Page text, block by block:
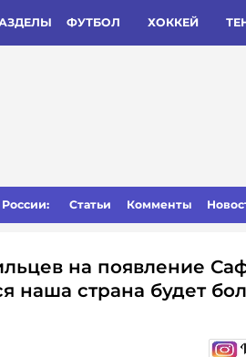
ФУТБОЛ ХОККЕЙ
Статьи Комменты
на появление
наша страна будет